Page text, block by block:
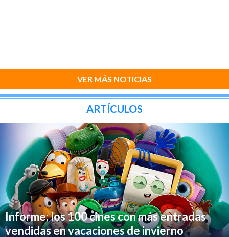
VER MÁS NOTICIAS
ARTÍCULOS
Informe: los 100 cines con más entradas
vendidas en vacaciones de invierno